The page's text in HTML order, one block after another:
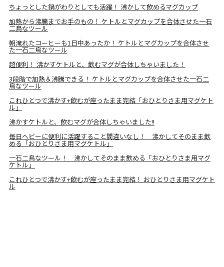
ちょっとした鍋がわりとしても活躍！ 沸かして飲めるマグカップ
加熱から沸騰までお手のもの！ ケトルとマグカップを合体させた一石
二鳥なツール
朝淹れたコーヒーも1日中あったか！ ケトルとマグカップを合体させ
た一石二鳥なツール
超便利！ 沸かすケトルと、飲むマグが合体しちゃいました！
3段階で加熱＆沸騰できる！ ケトルとマグカップを合体させた一石二
鳥なツール
これひとつで沸かす+飲むが座ったまま完結「おひとりさま用マグケト
ル」
沸かすケトルと、飲むマグが合体しちゃいました!!
毎日ヘビーに便利に活躍すること間違いなし！ 沸かしてそのまま飲
める「おひとりさま用マグケトル」
一石二鳥なツール！ 沸かしてそのまま飲める「おひとりさま用マグ
ケトル」
これひとつで沸かす+飲むが座ったまま完結！ おひとりさま用マグケト
ル